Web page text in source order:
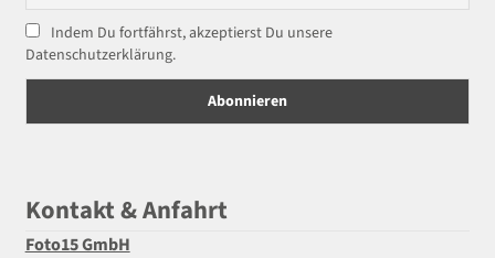
Indem Du fortfährst, akzeptierst Du unsere
Datenschutzerklärung.
Kontakt & Anfahrt
Foto15 GmbH